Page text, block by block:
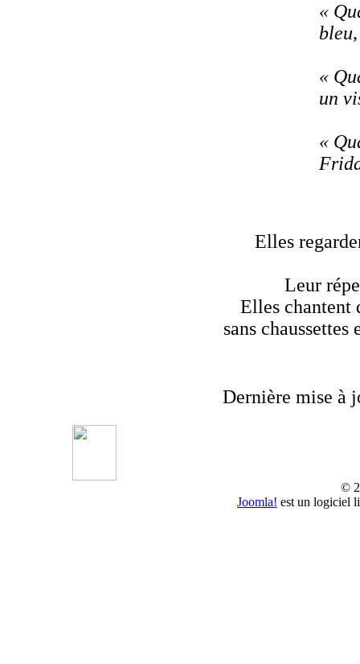
«
«
un
«
Elles
Leur
Elles chantent
sans
Dernière mise à
©
Joomla! est un logiciel